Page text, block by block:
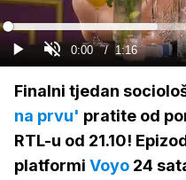
GledajUpali
zvuk
Current
Time
0:00 / Duration
1:16
Loaded:
39.32%
Finalni tjedan
na prvu' pratite od
RTL-u od 21.10!
platformi Voyo 24